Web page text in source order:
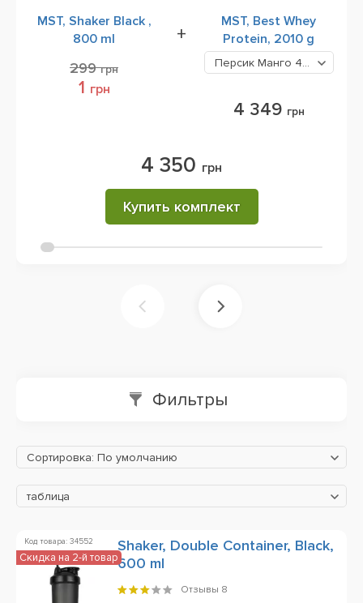
MST, Shaker Black ,
800 ml
299грн
1 грн
+
MST, Best Whey
Protein, 2010 g
Персик Манго 4349 грн
4 349 грн
4 350 грн
Купить комплект
Фильтры
Сортировка: По умолчанию
таблица
Код товара: 34552
Shaker, Double Container, Black,
600 ml
Отзывы 8
Скидка на 2-й товар